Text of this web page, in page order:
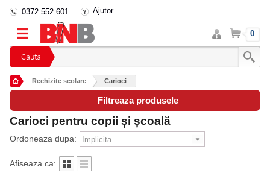
Cauta
0372 552 601 Ajutor
Intra
in
cont
Cos 0
Rechizite scolare Carioci
Filtreaza produsele
Carioci pentru copii și școală
Ordoneaza dupa:
Afiseaza ca: